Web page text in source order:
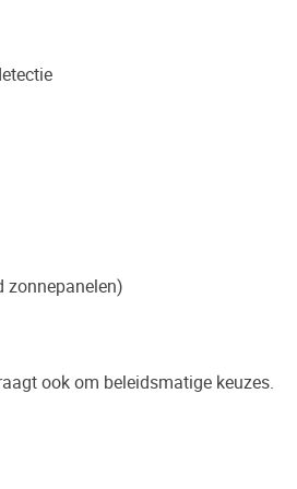
zonnepanelen)
ook om beleidsmatige keuzes.